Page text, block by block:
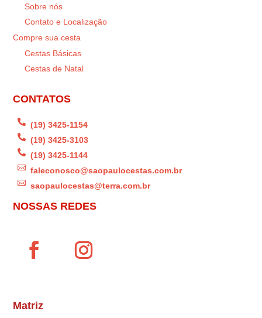
Sobre nós
Contato e Localização
Compre sua cesta
Cestas Básicas
Cestas de Natal
CONTATOS
 (19) 3425-1154
 (19) 3425-3103
 (19) 3425-1144
 faleconosco@saopaulocestas.com.br
 saopaulocestas@terra.com.br
NOSSAS REDES
Matriz